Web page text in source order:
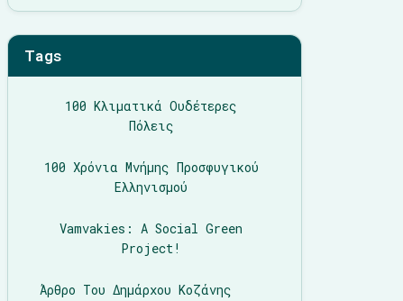
Tags
100 Κλιματικά Ουδέτερες
Πόλεις
100 Χρόνια Μνήμης Προσφυγικού
Ελληνισμού
Vamvakies: A Social Green
Project!
Άρθρο Του Δημάρχου Κοζάνης